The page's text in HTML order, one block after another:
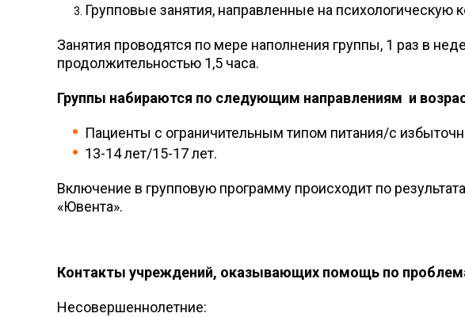
Групповые занятия, направленные на
Занятия проводятся по мере наполнения группы, 1 раз в
продолжительностью 1,5 часа.
Группы набираются по следующим направлениям и
Пациенты с ограничительным типом питания/с
13-14 лет/15-17 лет.
Включение в групповую программу происходит по
«Ювента».
Контакты учреждений, оказывающих помощь по
Несовершеннолетние: